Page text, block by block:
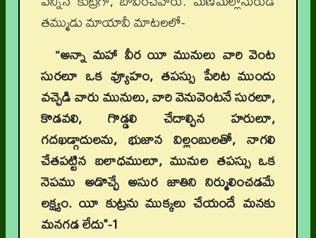
తమ్ముడు మాయావీ మాటలలో-
“అన్నా మహా వీర యీ మునులు వారి వెంట
సురలూ ఒక వ్యూహం, తపస్సు పేరిట ముందు
వచ్చెడి వారు మునులు, వారి వెనువెంటనే సురలూ,
కొడవలి, గొడ్డలి చేదాల్చిన హరులూ,
గదఖడ్గాదులను, భుజాన విల్లంబులతో, నాగలి
చేతపట్టిన బలాధములూ, మునుల తపస్సు ఒక
నెపము అడొచ్చే అసుర జాతిని నిర్ములించడమే
లక్ష్యం. యీ కుట్రను ముక్కలు చేయందే మనకు
మనగడ లేదు"-1